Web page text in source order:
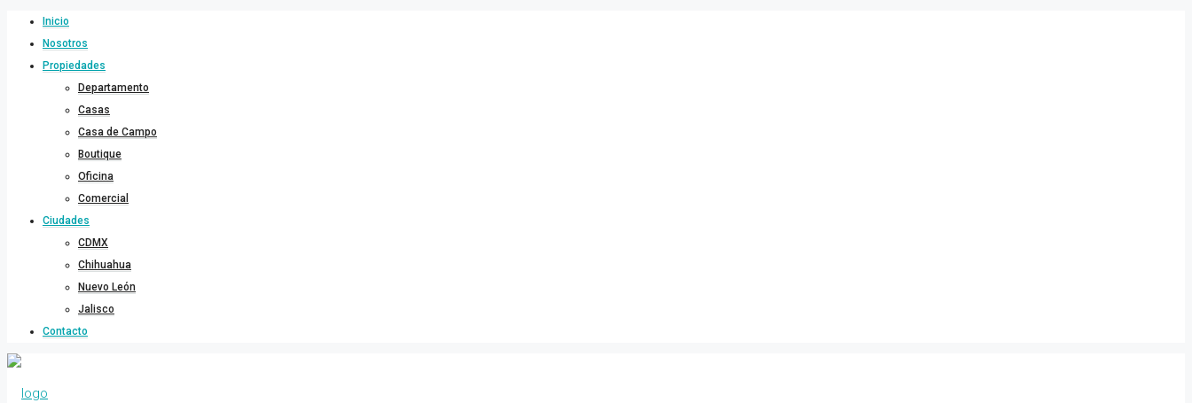
Inicio
Nosotros
Propiedades
Departamento
Casas
Casa de Campo
Boutique
Oficina
Comercial
Ciudades
CDMX
Chihuahua
Nuevo León
Jalisco
Contacto